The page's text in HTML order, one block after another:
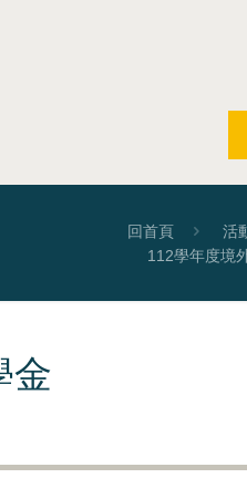
回首頁 活
112學年度境
金